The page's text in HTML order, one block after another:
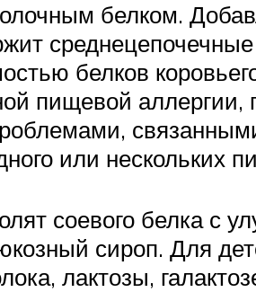
белком.
белков
пищевой аллергии,
или нескольких
соевого белка с
сироп. Для
лактозы,